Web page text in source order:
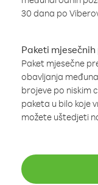
30 dana po
Paketi
Paket mjesečne
obavljanja
brojeve po niskim
paketa u bilo koje
možete uštedjeti